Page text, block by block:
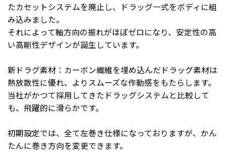
たカセットシステムを廃止し、ドラッグ一式をボディに組
み込みました。
それによって軸方向の振れがほぼゼロになり、安定性の高
い高剛性デザインが誕生しています。
新ドラグ素材：カーボン繊維を埋め込んだドラッグ素材は
熱放散性に優れ、よりスムーズな作動感をもたらします。
当社がかつて採用してきたドラッグシステムと比較して
も、飛躍的に滑らかです。
初期設定では、全て左巻き仕様になっておりますが、かん
たんに巻き方向を変更できます。